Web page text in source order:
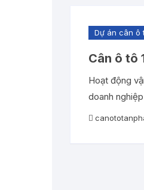
Dự án cân ô
Cân ô tô
Hoạt động
doanh